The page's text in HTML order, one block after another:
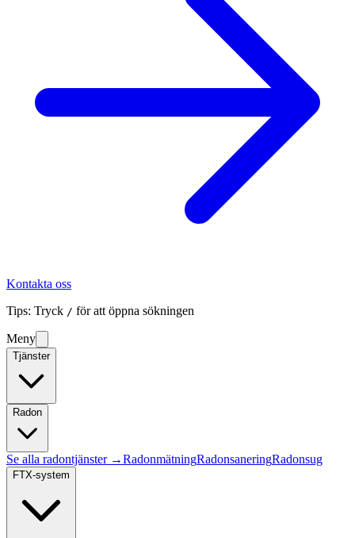
Kontakta oss
Tips: Tryck / för att öppna sökningen
Meny
Tjänster
Radon
Se alla radontjänster →RadonmätningRadonsaneringRadonsug
FTX-system